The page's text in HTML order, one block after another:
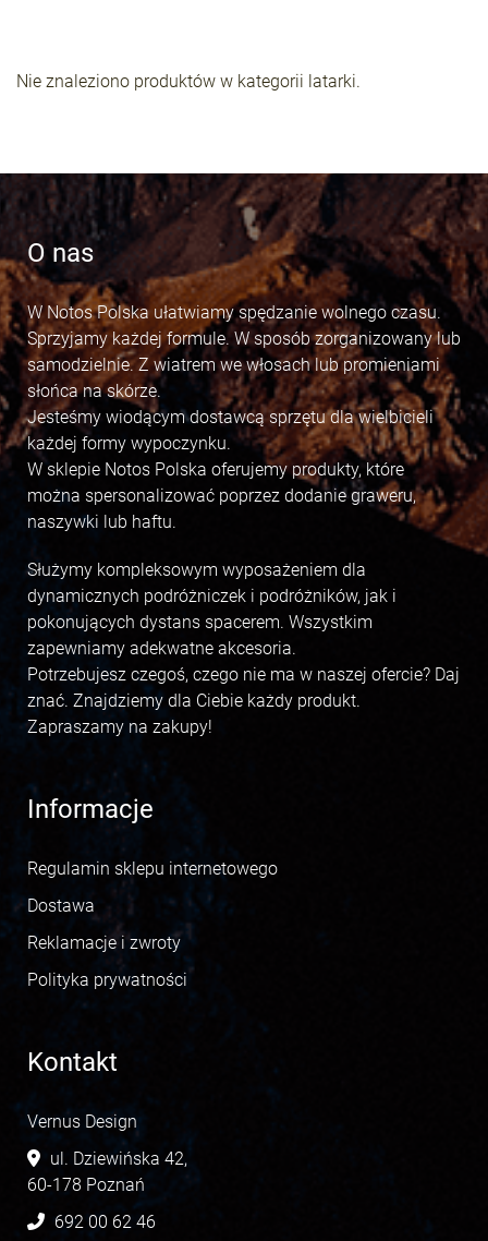
Nie znaleziono produktów w kategorii latarki.
O nas
W Notos Polska ułatwiamy spędzanie wolnego czasu.
Sprzyjamy każdej formule. W sposób zorganizowany lub
samodzielnie. Z wiatrem we włosach lub promieniami
słońca na skórze.
Jesteśmy wiodącym dostawcą sprzętu dla wielbicieli
każdej formy wypoczynku.
W sklepie Notos Polska oferujemy produkty, które
można spersonalizować poprzez dodanie graweru,
naszywki lub haftu.
Służymy kompleksowym wyposażeniem dla
dynamicznych podróżniczek i podróżników, jak i
pokonujących dystans spacerem. Wszystkim
zapewniamy adekwatne akcesoria.
Potrzebujesz czegoś, czego nie ma w naszej ofercie? Daj
znać. Znajdziemy dla Ciebie każdy produkt.
Zapraszamy na zakupy!
Informacje
Regulamin sklepu internetowego
Dostawa
Reklamacje i zwroty
Polityka prywatności
Kontakt
Vernus Design
ul. Dziewińska 42,
60-178 Poznań
692 00 62 46